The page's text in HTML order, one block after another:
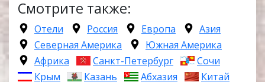
Смотрите также:
Отели Россия Европа
Азия
Северная Америка
Южная Америка
Африка
Санкт-Петербург
Сочи
Крым
Казань Абхазия Китай